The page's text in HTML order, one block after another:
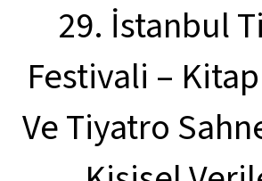
29. İstanbul
Festivali –
Ve Tiyatro